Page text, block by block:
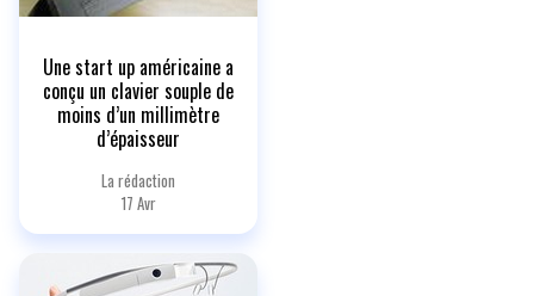
Une start up américaine a
conçu un clavier souple de
moins d’un millimètre
d’épaisseur
La rédaction
17 Avr